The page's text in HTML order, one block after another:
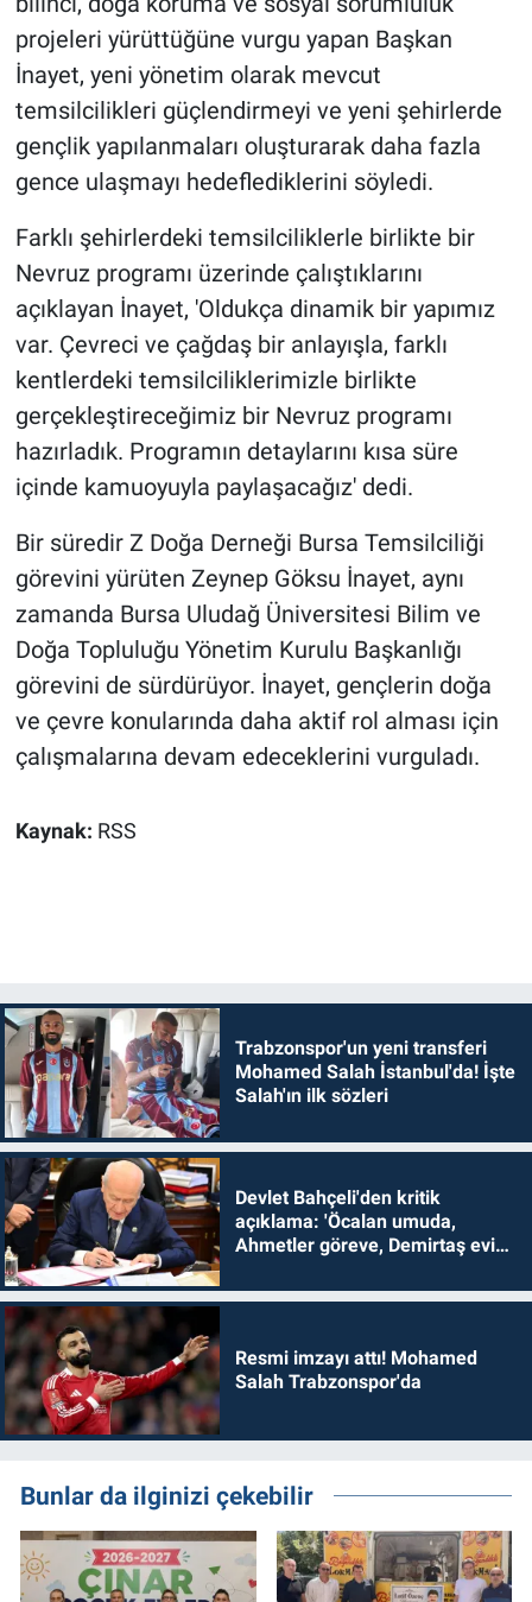
projeleri yürüttüğüne vurgu yapan Başkan
İnayet, yeni yönetim olarak mevcut
temsilcilikleri güçlendirmeyi ve yeni şehirlerde
gençlik yapılanmaları oluşturarak daha fazla
gence ulaşmayı hedeflediklerini söyledi.
Farklı şehirlerdeki temsilciliklerle birlikte bir
Nevruz programı üzerinde çalıştıklarını
açıklayan İnayet, 'Oldukça dinamik bir yapımız
var. Çevreci ve çağdaş bir anlayışla, farklı
kentlerdeki temsilciliklerimizle birlikte
gerçekleştireceğimiz bir Nevruz programı
hazırladık. Programın detaylarını kısa süre
içinde kamuoyuyla paylaşacağız' dedi.
Bir süredir Z Doğa Derneği Bursa Temsilciliği
görevini yürüten Zeynep Göksu İnayet, aynı
zamanda Bursa Uludağ Üniversitesi Bilim ve
Doğa Topluluğu Yönetim Kurulu Başkanlığı
görevini de sürdürüyor. İnayet, gençlerin doğa
ve çevre konularında daha aktif rol alması için
çalışmalarına devam edeceklerini vurguladı.
Kaynak: RSS
Trabzonspor'un yeni transferi
Mohamed Salah İstanbul'da! İşte
Salah'ın ilk sözleri
Devlet Bahçeli'den kritik
açıklama: 'Öcalan umuda,
Ahmetler göreve, Demirtaş evine
Resmi imzayı attı! Mohamed
Salah Trabzonspor'da
Bunlar da ilginizi çekebilir